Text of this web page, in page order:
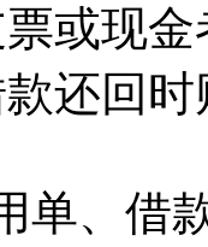
或现
还回
借款